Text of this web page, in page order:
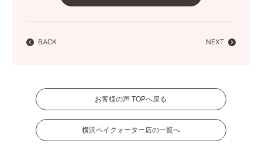
BACK NEXT
お客様の声 TOPへ戻る
横浜ベイクォーター店の一覧へ